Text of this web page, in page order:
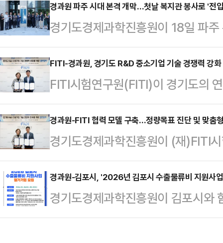
456만 달러 규모의 수출상담 성과
단은 중동 정세 불안과 공급망 재편
진 가운데, 경기북부 중소기업의 안
해 추진됐다.이번 프로그램에는 남
중소기업 7개사가 참가했다. 참가
기, 제조설비 등 다양한 분…
경과원 파주 시대 본격 개막…첫날 복지관 봉사로 '전
경기도경제과학진흥원이 18일 파
전을 위한 새로운 출발에 나섰다.경
117-46 동보타워 5층에 마련된 파
원장을 비롯한 경영진은 이날 파주
산업 현안 대응과 현장 중심 기업지
기도가 추진 중인 '경기북부 대개조
경기북부 기업지원 기능 강화와 균
점이라는 의미를 갖는다.…
FITI-경과원, 경기도 R&D 중소기업 기술 경쟁력 강화
FITI시험연구원(FITI)이 경기도의
원 체계 구축에 힘을 보탠다. 연구
등 다각도로 기업 지원책을 마련한
학진흥원과 '경기도 R&D 지원기업
체결했다고 14일 밝혔다.이번 협약
소기업들에게 연구개발 초기 단계
준과 시험평가, 인증 서비스 등을
경과원-FITI 협력 모델 구축…정량목표 진단 및 맞춤
경기도경제과학진흥원이 (재)FITI
기관의 기술경쟁력 강화를 위한 업
협력체계를 구축했다고 13일 밝혔
도화에 따라 빠르게 증가하는 전략
경기도 R&D 지원사업 수행기업이
경과원-김포시, '2026년 김포시 수출물류비 지원사
경기도경제과학진흥원이 김포시
업' 참여기업을 오는 20일까지 선